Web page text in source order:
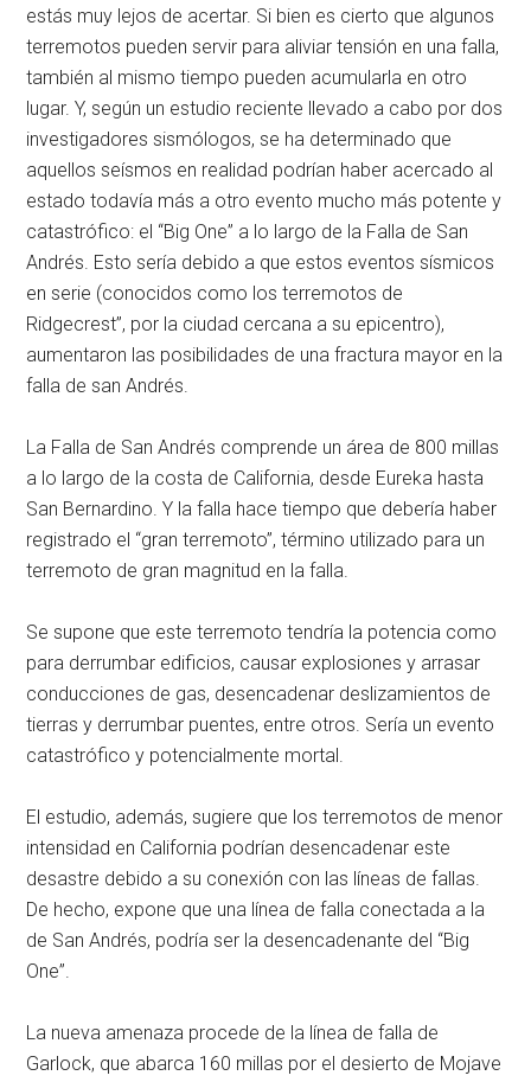
estás muy lejos de acertar. Si bien es cierto que algunos
terremotos pueden servir para aliviar tensión en una falla,
también al mismo tiempo pueden acumularla en otro
lugar. Y, según un estudio reciente llevado a cabo por dos
investigadores sismólogos, se ha determinado que
aquellos seísmos en realidad podrían haber acercado al
estado todavía más a otro evento mucho más potente y
catastrófico: el “Big One” a lo largo de la Falla de San
Andrés. Esto sería debido a que estos eventos sísmicos
en serie (conocidos como los terremotos de
Ridgecrest”, por la ciudad cercana a su epicentro),
aumentaron las posibilidades de una fractura mayor en la
falla de san Andrés.
La Falla de San Andrés comprende un área de 800 millas
a lo largo de la costa de California, desde Eureka hasta
San Bernardino. Y la falla hace tiempo que debería haber
registrado el “gran terremoto”, término utilizado para un
terremoto de gran magnitud en la falla.
Se supone que este terremoto tendría la potencia como
para derrumbar edificios, causar explosiones y arrasar
conducciones de gas, desencadenar deslizamientos de
tierras y derrumbar puentes, entre otros. Sería un evento
catastrófico y potencialmente mortal.
El estudio, además, sugiere que los terremotos de menor
intensidad en California podrían desencadenar este
desastre debido a su conexión con las líneas de fallas.
De hecho, expone que una línea de falla conectada a la
de San Andrés, podría ser la desencadenante del “Big
One”.
La nueva amenaza procede de la línea de falla de
Garlock, que abarca 160 millas por el desierto de Mojave